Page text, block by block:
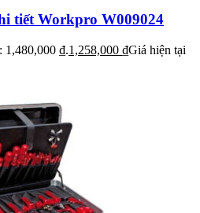
tiết Workpro W009024
1,480,000 ₫.1,258,000 ₫Giá hiện tại